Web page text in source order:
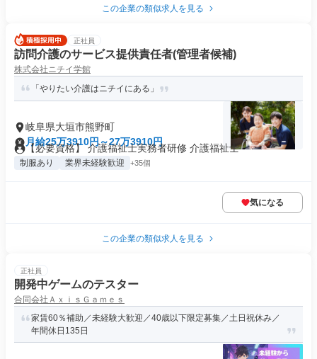
この企業の類似求人を見る
正社員
訪問介護のサービス提供責任者(管理者候補)
株式会社ニチイ学館
「やりたい介護はニチイにある」
岐阜県大垣市熊野町
月給25万3910円～27万3910円
【必要資格】 介護福祉士実務者研修 介護福祉士
制服あり 業界未経験歓迎 +35個
気になる
この企業の類似求人を見る
正社員
開発中ゲームのテスター
合同会社ＡｘｉｓＧａｍｅｓ
家賃60％補助／未経験大歓迎／40歳以下限定募集／土日祝休み／
年間休日135日